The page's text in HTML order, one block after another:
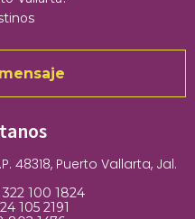
48318, Puerto Vallarta, Jal.
322 100 1824
105 2191